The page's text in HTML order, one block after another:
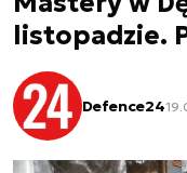
listopadzie.
Defence24